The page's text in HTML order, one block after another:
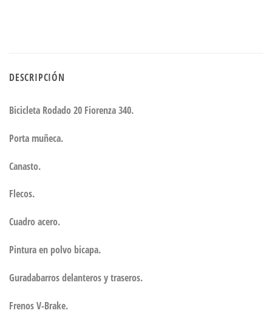
DESCRIPCIÓN
Bicicleta Rodado 20 Fiorenza 340.
Porta muñeca.
Canasto.
Flecos.
Cuadro acero.
Pintura en polvo bicapa.
Guradabarros delanteros y traseros.
Frenos V-Brake.